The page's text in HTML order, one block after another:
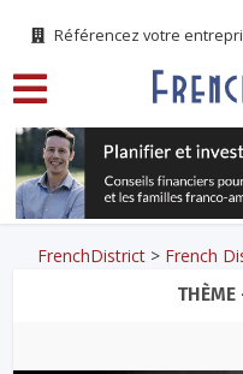
Référencez votre
FrenchDistrict > French
THÈME